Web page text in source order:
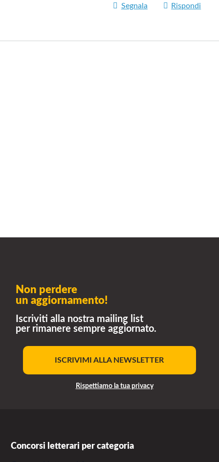
Segnala Rispondi
Non perdere
un aggiornamento!
Iscriviti alla nostra mailing list
per rimanere sempre aggiornato.
ISCRIVIMI ALLA NEWSLETTER
Rispettiamo la tua privacy
Concorsi letterari per categoria